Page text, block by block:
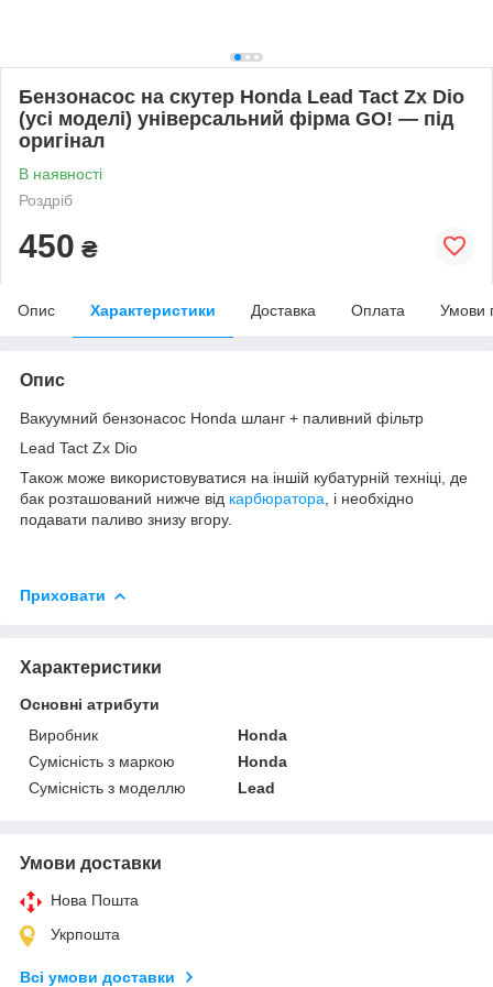
Бензонасос на скутер Honda Lead Tact Zx Dio
(усі моделі) універсальний фірма GO! — під
оригінал
В наявності
Роздріб
450 ₴
Опис Характеристики Доставка Оплата Умови
Опис
Вакуумний бензонасос Honda шланг + паливний фільтр
Lead Tact Zx Dio
Також може використовуватися на іншій кубатурній техніці, де
бак розташований нижче від карбюратора , і необхідно
подавати паливо знизу вгору.
Приховати
Характеристики
Основні атрибути
Виробник
Honda
Сумісність з маркою
Honda
Сумісність з моделлю
Lead
Умови доставки
Нова Пошта
Укрпошта
Всі умови доставки